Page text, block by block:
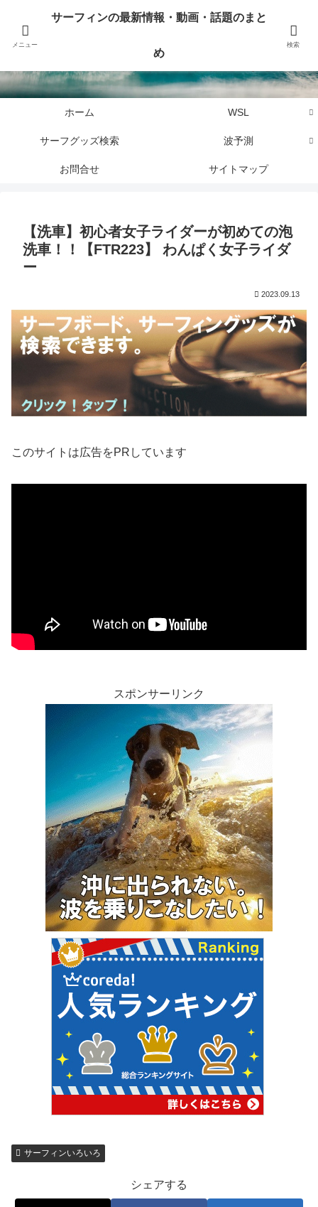
サーフィンに関するニュース・話題や最新情報を写真、画像、動画でまとめて
ホーム WSL
サーフグッズ検索 波予測
お問合せ サイトマップ
【洗車】初心者女子ライダーが初めての泡
洗車！！【FTR223】 わんぱく女子ライダ
ー
2023.09.13
このサイトは広告をPRしています
スポンサーリンク
サーフィンいろいろ
シェアする
メニュー
サーフィンの最新情報・動画・話題のまと
め
検索